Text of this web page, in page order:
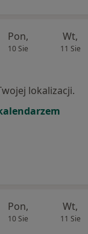
Pon,
10 Sie
Wt,
11 Sie
lokalizacji.
Pon,
10 Sie
Wt,
11 Sie